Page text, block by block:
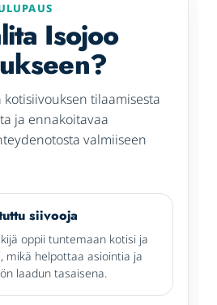
Isojoo
tilaamisesta
ja ennakoitavaa
valmiiseen
siivooja
oppii tuntemaan kotisi ja
mikä helpottaa asiointia ja
laadun tasaisena.